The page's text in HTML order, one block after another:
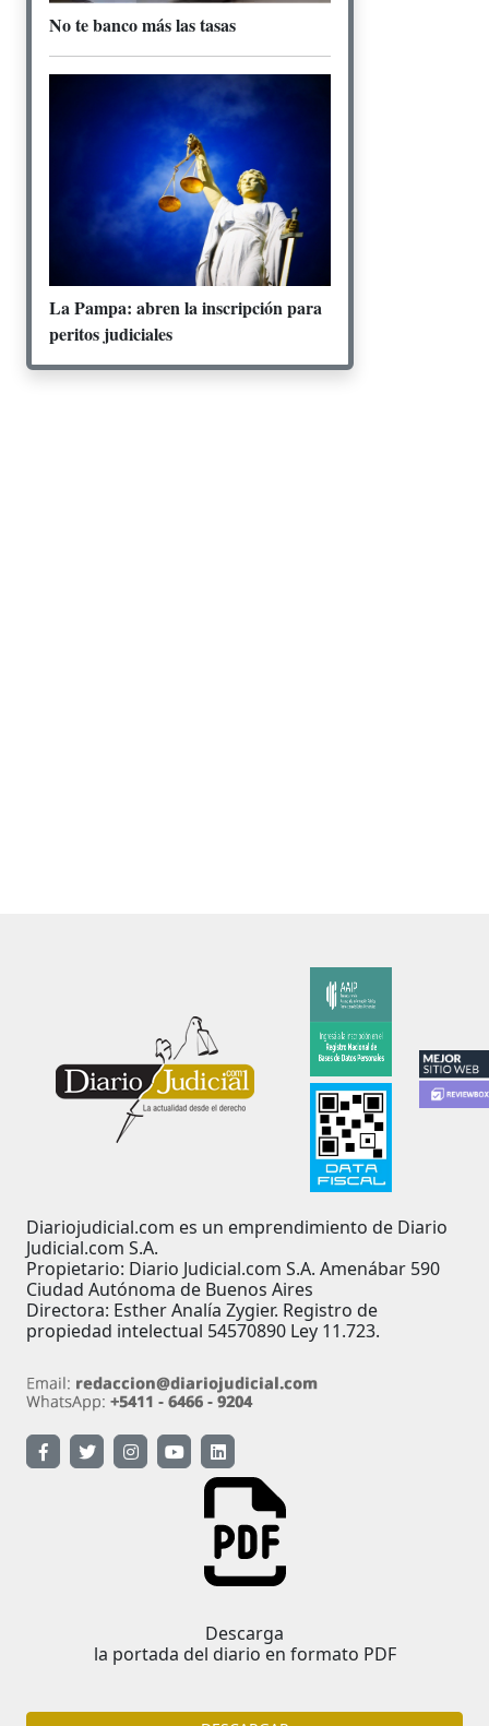
No te banco más las tasas
La Pampa: abren la inscripción para
peritos judiciales
Diariojudicial.com es un emprendimiento de Diario
Judicial.com S.A.
Propietario: Diario Judicial.com S.A. Amenábar 590
Ciudad Autónoma de Buenos Aires
Directora: Esther Analía Zygier. Registro de
propiedad intelectual 54570890 Ley 11.723.
Descarga
la portada del diario en formato PDF